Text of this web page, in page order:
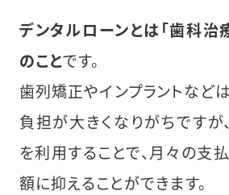
デンタルローンとは「歯科治
のことです。
歯列矯正やインプラントなど
負担が大きくなりがちですが
を利用することで、月々の支
額に抑えることができます。